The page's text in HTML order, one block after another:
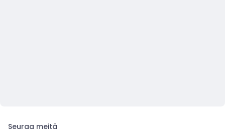
Seuraa meitä